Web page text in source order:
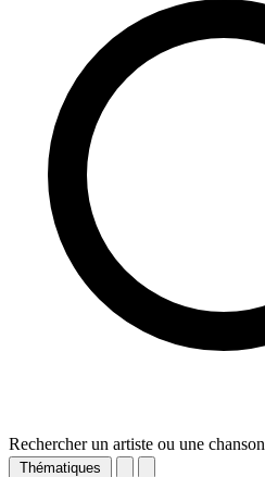
Rechercher un artiste ou une chanson
Thématiques